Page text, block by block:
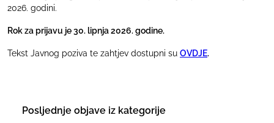
2026. godini.
Rok za prijavu je 30. lipnja 2026. godine.
Tekst Javnog poziva te zahtjev dostupni su OVDJE.
Posljednje objave iz kategorije